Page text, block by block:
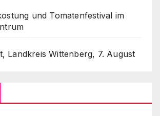
und Tomatenfestival im
Landkreis Wittenberg, 7. August